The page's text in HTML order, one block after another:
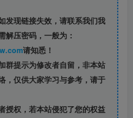
发现链接失效，请联系我们我
解压密码，一般为：
请知悉！
群提示为修改者自留， 非本站
，仅供大家学习与参考，请于
授权，若本站侵犯了您的权益